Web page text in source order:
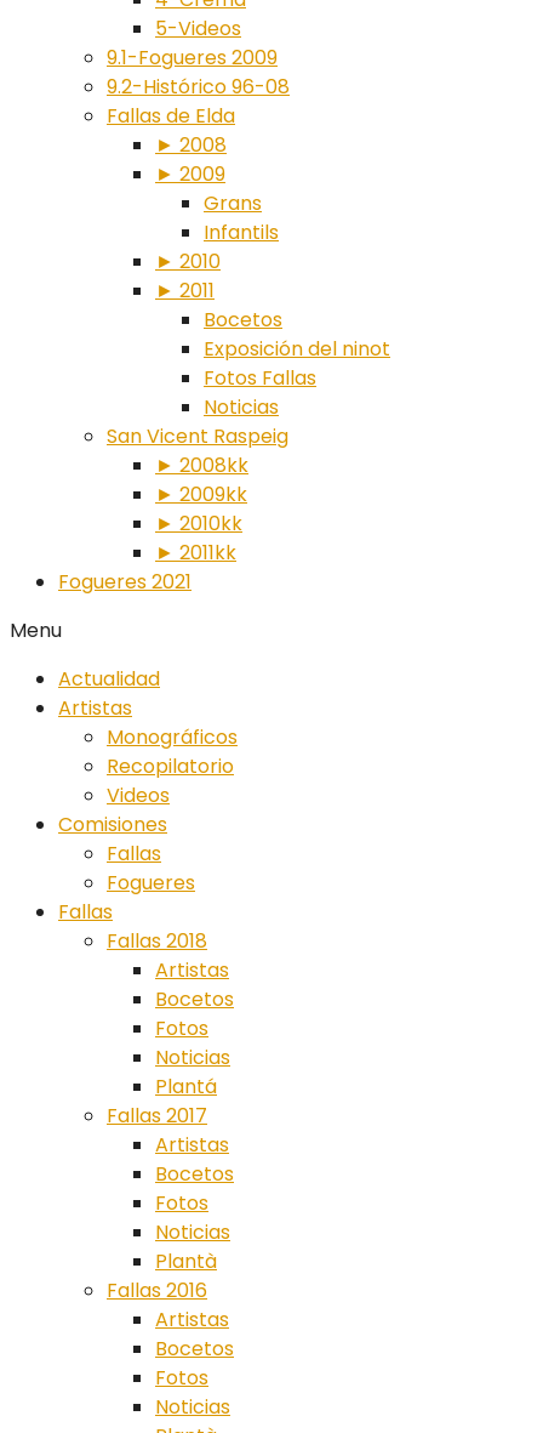
5-Videos
9.1-Fogueres 2009
9.2-Histórico 96-08
Fallas de Elda
► 2008
► 2009
Grans
Infantils
► 2010
► 2011
Bocetos
Exposición del ninot
Fotos Fallas
Noticias
San Vicent Raspeig
► 2008kk
► 2009kk
► 2010kk
► 2011kk
Fogueres 2021
Menu
Actualidad
Artistas
Monográficos
Recopilatorio
Videos
Comisiones
Fallas
Fogueres
Fallas
Fallas 2018
Artistas
Bocetos
Fotos
Noticias
Plantá
Fallas 2017
Artistas
Bocetos
Fotos
Noticias
Plantà
Fallas 2016
Artistas
Bocetos
Fotos
Noticias